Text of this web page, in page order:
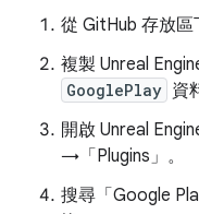
從 GitHub 存放區
複製 Unreal
GooglePlay 資
開啟 Unreal
→「Plugins」 。
搜尋「Google